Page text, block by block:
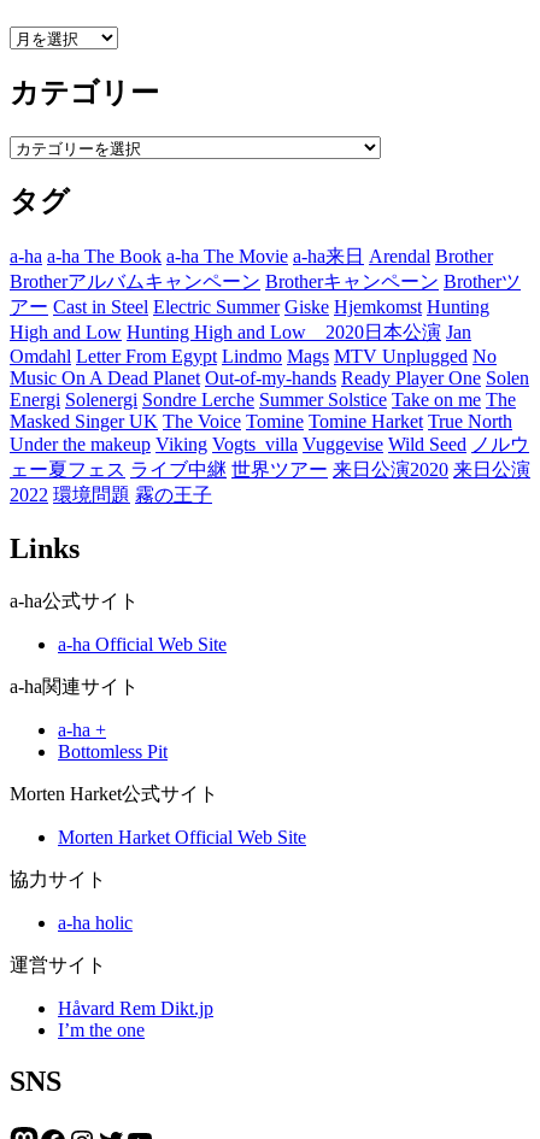
ア
カ
イ
ブ
カテゴリー
カ
ゴ
リ
ー
タグ
a-ha a-ha The Book a-ha The Movie a-ha来日 Arendal Brother
Brotherアルバムキャンペーン Brotherキャンペーン Brotherツ
アー Cast in Steel Electric Summer Giske Hjemkomst Hunting
High and Low Hunting High and Low 2020日本公演 Jan
Omdahl Letter From Egypt Lindmo Mags MTV Unplugged No
Music On A Dead Planet Out-of-my-hands Ready Player One Solen
Energi Solenergi Sondre Lerche Summer Solstice Take on me The
Masked Singer UK The Voice Tomine Tomine Harket True North
Under the makeup Viking Vogts_villa Vuggevise Wild Seed ノルウ
ェー夏フェス ライブ中継 世界ツアー 来日公演2020 来日公演
2022 環境問題 霧の王子
Links
a-ha公式サイト
a-ha Official Web Site
a-ha関連サイト
a-ha +
Bottomless Pit
Morten Harket公式サイト
Morten Harket Official Web Site
協力サイト
a-ha holic
運営サイト
Håvard Rem Dikt.jp
I’m the one
SNS